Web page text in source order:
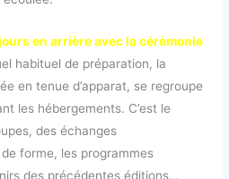
en arrière avec la cérémonie
habituel de préparation, la
en tenue d’apparat, se regroupe
les hébergements. C’est le
des échanges
forme, les programmes
des précédentes éditions…